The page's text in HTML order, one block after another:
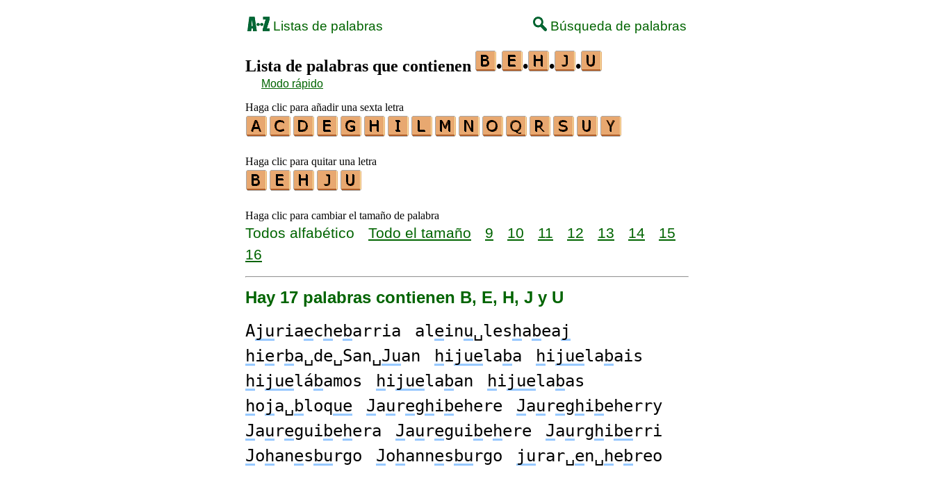
Listas de palabras Búsqueda de palabras
Lista de palabras que contienen • • • •
Modo rápido
Haga clic para añadir una sexta letra
Haga clic para quitar una letra
Haga clic para cambiar el tamaño de palabra
Todos alfabético Todo el tamaño 9 10 11 12 13 14
15
16
Hay 17 palabras contienen B, E, H, J y U
Ajuriaechebarria aleinu␣les habeaj
hierba␣de␣San␣Juan hijuelaba hijuelabais
hijuelábamos hijuelaban hijuelabas
hoja␣bloque Jaureghibehere Jaureghibeherry
Jaureguibehera Jaureguibehere Jaurghiberri
Johanes burgo Johannes burgo jurar␣en␣hebreo